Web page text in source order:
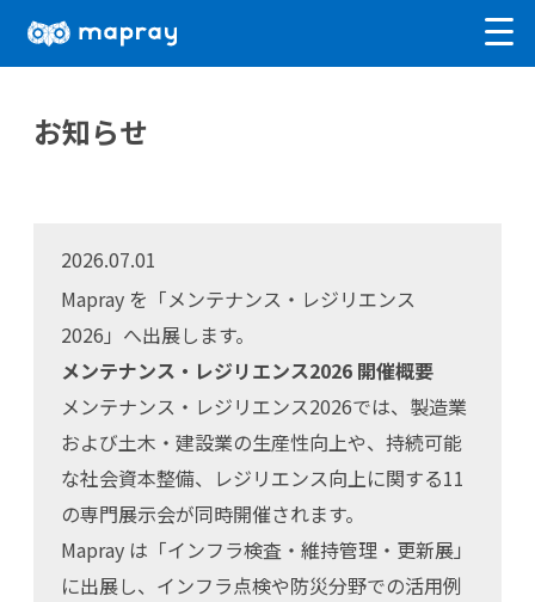
開発者の方はこちら
お知らせ
2026.07.01
Mapray を「メンテナンス・レジリエンス
2026」へ出展します。
メンテナンス・レジリエンス2026 開催概要
メンテナンス・レジリエンス2026では、製造業
および土木・建設業の生産性向上や、持続可能
な社会資本整備、レジリエンス向上に関する11
の専門展示会が同時開催されます。
Mapray は「インフラ検査・維持管理・更新展」
に出展し、インフラ点検や防災分野での活用例